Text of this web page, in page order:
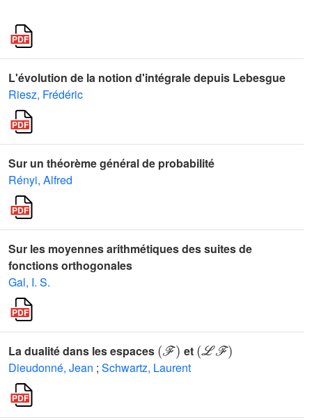
L'évolution de la notion d'intégrale depuis Lebesgue
Riesz, Frédéric
Sur un théorème général de probabilité
Rényi, Alfred
Sur les moyennes arithmétiques des suites de
fonctions orthogonales
Gal, I. S.
La dualité dans les espaces
( ℱ)
et
(ℒℱ)
Dieudonné, Jean ; Schwartz, Laurent